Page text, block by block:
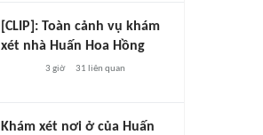
[CLIP]: Toàn cảnh vụ khám
xét nhà Huấn Hoa Hồng
3 giờ 31 liên quan
Khám xét nơi ở của Huấn